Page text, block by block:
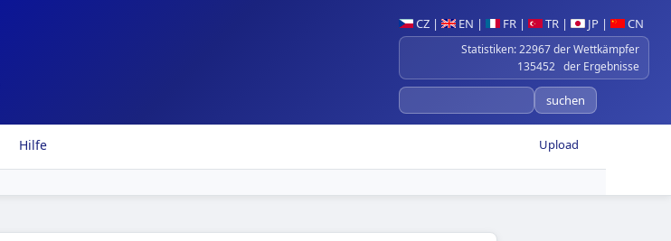
CZ | EN | FR | TR | JP | CN
Statistiken: 22967 der Wettkämpfer
135452 der Ergebnisse
Upload
Hilfe